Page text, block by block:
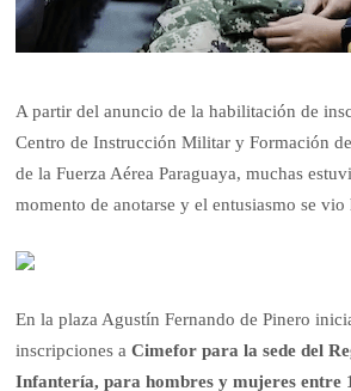
A partir del anuncio de la habilitación de
Centro de Instrucción Militar y Formación
de la Fuerza Aérea Paraguaya, muchas
momento de anotarse y el entusiasmo se
En la plaza Agustín Fernando de Pinero
inscripciones a Cimefor para la sede del
Infantería, para hombres y mujeres entre